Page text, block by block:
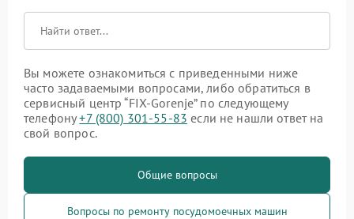
Вы можете ознакомиться с приведенными ниже
часто задаваемыми вопросами, либо обратиться в
сервисный центр “FIX-Gorenje” по следующему
телефону+7 (800) 301-55-83 если не нашли ответ на
свой вопрос.
Общие вопросы
Вопросы по ремонту посудомоечных машин